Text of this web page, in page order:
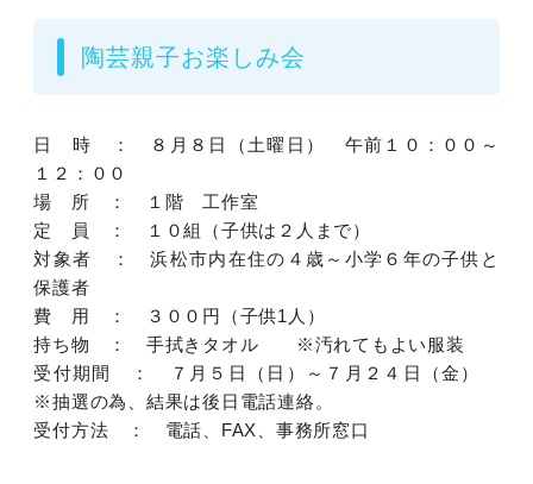
陶芸親子お楽しみ会
日 時 ： ８月８日（土曜日） 午前１０：００～
１２：００
場 所 ： １階 工作室
定 員 ： １０組（子供は２人まで）
対象者 ： 浜松市内在住の４歳～小学６年の子供と
保護者
費 用 ： ３００円（子供1人）
持ち物 ： 手拭きタオル ※汚れてもよい服装
受付期間 ： ７月５日（日）～７月２４日（金）
※抽選の為、結果は後日電話連絡。
受付方法 ： 電話、FAX、事務所窓口